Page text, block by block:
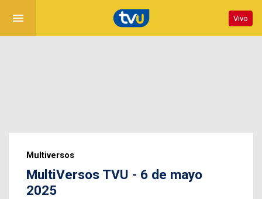
menu Vivo
Multiversos
MultiVersos TVU - 6 de mayo
2025